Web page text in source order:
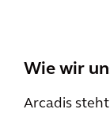
Wie wir
Arcadis